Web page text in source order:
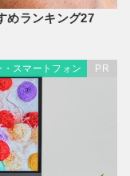
めランキング27
・スマートフォン PR